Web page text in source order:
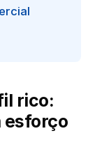
rico:
esforço